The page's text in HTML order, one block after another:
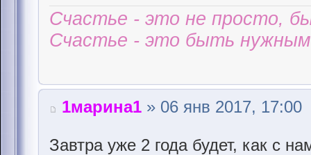
Счастье - это не просто,
Счастье - это быть
1марина1 » 06 янв 2017, 17:00
Завтра уже 2 года будет, как с